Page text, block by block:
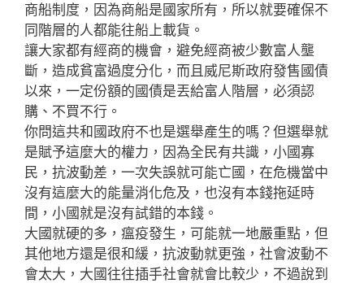
商船制度，因為商船是國家所有，所以就要確保不
同階層的人都能往船上載貨。
讓大家都有經商的機會，避免經商被少數富人壟
斷，造成貧富過度分化，而且威尼斯政府發售國債
以來，一定份額的國債是丟給富人階層，必須認
購、不買不行。
你問這共和國政府不也是選舉產生的嗎？但選舉就
是賦予這麼大的權力，因為全民有共識，小國寡
民，抗波動差，一次失誤就可能亡國，在危機當中
沒有這麼大的能量消化危及，也沒有本錢拖延時
間，小國就是沒有試錯的本錢。
大國就硬的多，瘟疫發生，可能就一地嚴重點，但
其他地方還是很和緩，抗波動就更強，社會波動不
會太大，大國往往插手社會就會比較少，不過說到